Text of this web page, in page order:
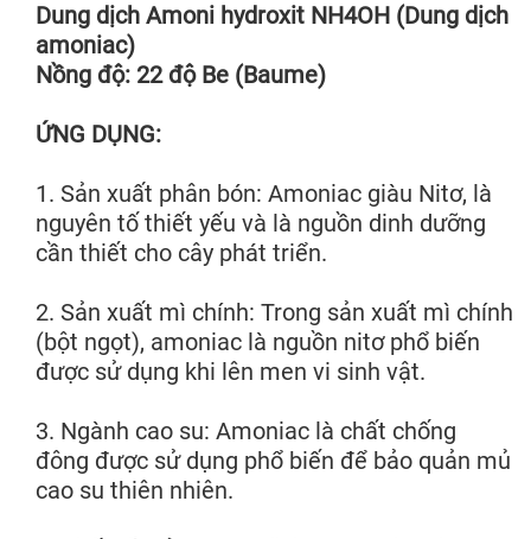
Dung dịch Amoni hydroxit NH4OH (Dung dịch
amoniac)
Nồng độ: 22 độ Be (Baume)
ỨNG DỤNG:
1. Sản xuất phân bón: Amoniac giàu Nitơ, là
nguyên tố thiết yếu và là nguồn dinh dưỡng
cần thiết cho cây phát triển.
2. Sản xuất mì chính: Trong sản xuất mì chính
(bột ngọt), amoniac là nguồn nitơ phổ biến
được sử dụng khi lên men vi sinh vật.
3. Ngành cao su: Amoniac là chất chống
đông được sử dụng phổ biến để bảo quản mủ
cao su thiên nhiên.